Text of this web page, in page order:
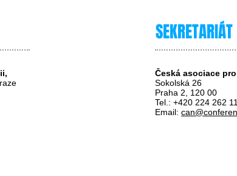
SEKRETARIÁT
Česká asociace
Sokolská 26
Praha 2, 120 00
Tel.: +420 224 262
Email: